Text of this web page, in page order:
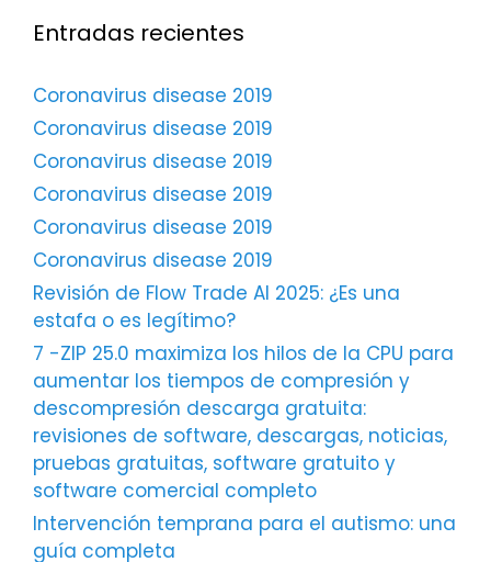
Entradas recientes
Coronavirus disease 2019
Coronavirus disease 2019
Coronavirus disease 2019
Coronavirus disease 2019
Coronavirus disease 2019
Coronavirus disease 2019
Revisión de Flow Trade AI 2025: ¿Es una
estafa o es legítimo?
7 -ZIP 25.0 maximiza los hilos de la CPU para
aumentar los tiempos de compresión y
descompresión descarga gratuita:
revisiones de software, descargas, noticias,
pruebas gratuitas, software gratuito y
software comercial completo
Intervención temprana para el autismo: una
guía completa